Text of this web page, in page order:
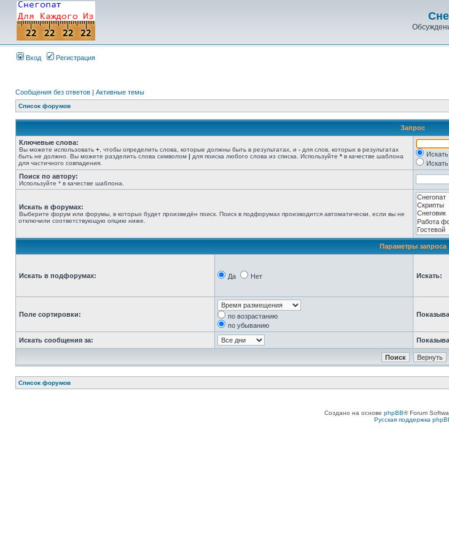
Вход Регистрация
Сообщения без ответов | Активные темы
Список форумов
Запрос
Ключевые слова:
Вы можете использовать + , чтобы определить слова, которые должны быть в результатах, и - для слов, которых в результатах
быть не должно. Вы можете разделить слова символом | для поиска любого слова из списка. Используйте * в качестве шаблона
для частичного совпадения.
Поиск по автору:
Используйте * в качестве шаблона.
Искать в форумах:
Выберите форум или форумы, в которых будет произведён поиск. Поиск в подфорумах производится автоматически, если вы не
отключили соответствующую опцию ниже.
Параметры запроса
Искать в подфорумах: Да Нет Искать:
Поле сортировки:
по возрастанию
по убыванию
Искать сообщения за:
Список форумов
Создано на основе phpBB® Forum
Русская поддержка